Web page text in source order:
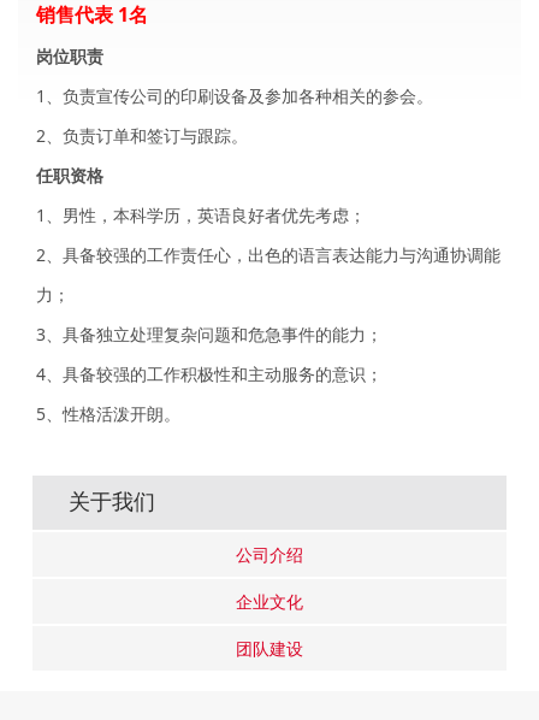
销售代表 1名
岗位职责
1、负责宣传公司的印刷设备及参加各种相关的参会。
2、负责订单和签订与跟踪。
任职资格
1、男性，本科学历，英语良好者优先考虑；
2、具备较强的工作责任心，出色的语言表达能力与沟通协调能
力；
3、具备独立处理复杂问题和危急事件的能力；
4、具备较强的工作积极性和主动服务的意识；
5、性格活泼开朗。
关于我们
公司介绍
企业文化
团队建设